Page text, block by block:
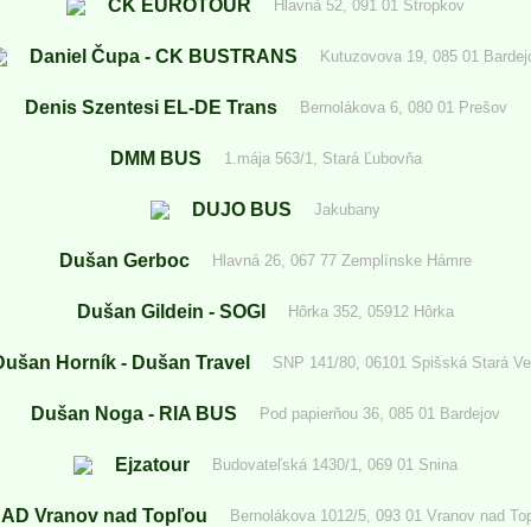
CK EUROTOUR Hlavná 52, 091 01 Stropkov
Daniel Čupa - CK BUSTRANS Kutuzovova 19, 085 01
Denis Szentesi EL-DE Trans Bernolákova 6, 080 01 Prešov
DMM BUS 1.mája 563/1, Stará Ľubovňa
DUJO BUS Jakubany
Dušan Gerboc Hlavná 26, 067 77 Zemplínske Hámre
Dušan Gildein - SOGI Hôrka 352, 05912 Hôrka
Horník - Dušan Travel SNP 141/80, 06101 Spišská Stará
Dušan Noga - RIA BUS Pod papierňou 36, 085 01 Bardejov
Ejzatour Budovateľská 1430/1, 069 01 Snina
Vranov nad Topľou Bernolákova 1012/5, 093 01 Vranov nad